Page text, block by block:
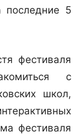
последние 5
фестиваля
с
школ,
фестиваля